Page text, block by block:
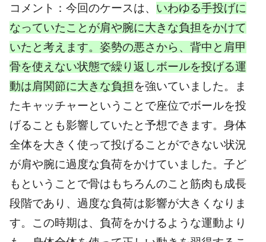
コメント：今回のケースは、 いわゆる手投げに
なっていたことが肩や腕に大きな負担をかけて
いたと考えます。姿勢の悪さから、背中と肩甲
骨を使えない状態で繰り返しボールを投げる運
動は肩関節に大きな負担を強いていました。ま
たキャッチャーということで座位でボールを投
げることも影響していたと予想できます。身体
全体を大きく使って投げることができない状況
が肩や腕に過度な負荷をかけていました。子ど
もということで骨はもちろんのこと筋肉も成長
段階であり、過度な負荷は影響が大きくなりま
す。この時期は、負荷をかけるような運動より